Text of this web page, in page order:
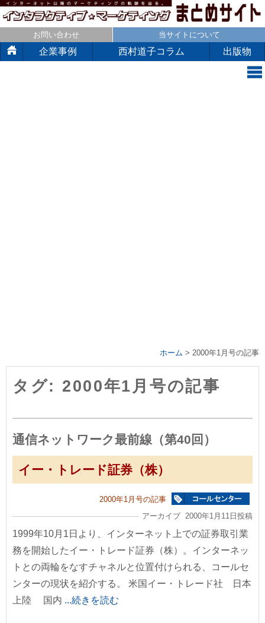
お問い合わせ 当サイトについて
企業事例 西村道子コラム 出版物
ホーム > 2000年1月号の記事
タグ: 2000年1月号の記事
通信ネットワーク最前線（第40回）
イー・トレード証券（株）
2000年1月号の記事
アーカイブ 2000年1月11日投稿
1999年10月1日より、インターネット上での証券取引業
務を開始したイー・トレード証券（株）。インターネッ
トとの両輪をなすチャネルと位置付けられる、コールセ
ンターの現状を紹介する。 米国イー・トレード社 日本
上陸 国内 ...続きを読む